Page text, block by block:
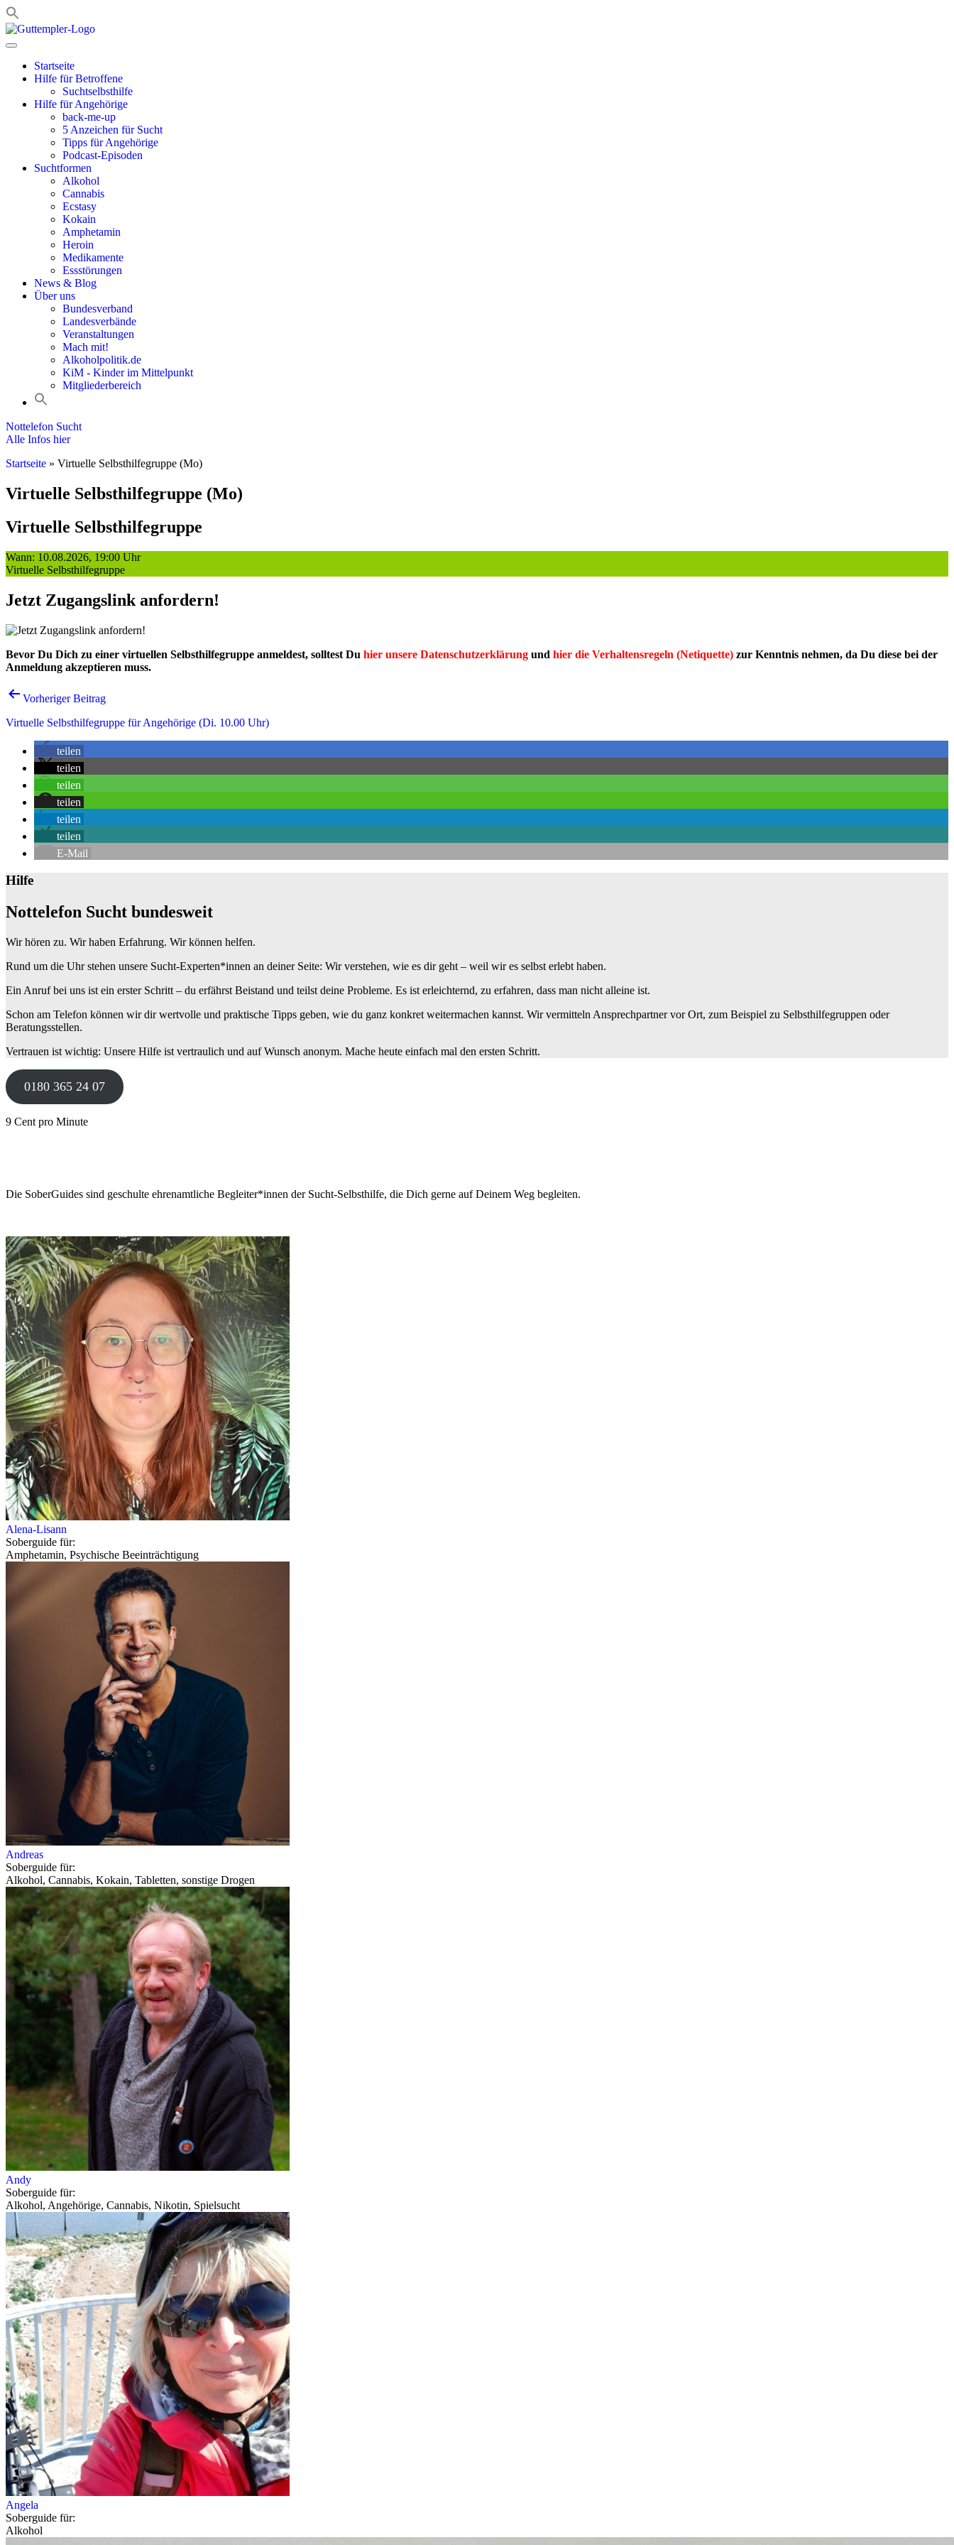
Zum
Inhalt
Startseite
Hilfe für Betroffene
Suchtselbsthilfe
Hilfe für Angehörige
back-me-up
5 Anzeichen für Sucht
Tipps für Angehörige
Podcast-Episoden
Suchtformen
Alkohol
Cannabis
Ecstasy
Kokain
Amphetamin
Heroin
Medikamente
Essstörungen
News & Blog
Über uns
Bundesverband
Landesverbände
Veranstaltungen
Mach mit!
Alkoholpolitik.de
KiM - Kinder im Mittelpunkt
Mitgliederbereich
Nottelefon Sucht
Alle Infos hier
Startseite » Virtuelle Selbsthilfegruppe (Mo)
Virtuelle Selbsthilfegruppe (Mo)
Virtuelle Selbsthilfegruppe
Wann: 10.08.2026, 19:00 Uhr
Virtuelle Selbsthilfegruppe
Jetzt Zugangslink anfordern!
Bevor Du Dich zu einer virtuellen Selbsthilfegruppe anmeldest, solltest Du hier unsere Datenschutzerklärung und hier die Verhaltensregeln (Netiquette) zur Kenntnis nehmen, da Du diese bei der
Anmeldung akzeptieren muss.
Beitrags-
Vorheriger Beitrag
Virtuelle Selbsthilfegruppe für Angehörige (Di. 10.00 Uhr)
teilen
teilen
teilen
teilen
teilen
teilen
E-Mail
Hilfe
Nottelefon Sucht bundesweit
Wir hören zu. Wir haben Erfahrung. Wir können helfen.
Rund um die Uhr stehen unsere Sucht-Experten*innen an deiner Seite: Wir verstehen, wie es dir geht – weil wir es selbst erlebt haben.
Ein Anruf bei uns ist ein erster Schritt – du erfährst Beistand und teilst deine Probleme. Es ist erleichternd, zu erfahren, dass man nicht alleine ist.
Schon am Telefon können wir dir wertvolle und praktische Tipps geben, wie du ganz konkret weitermachen kannst. Wir vermitteln Ansprechpartner vor Ort, zum Beispiel zu Selbsthilfegruppen oder
Beratungsstellen.
Vertrauen ist wichtig: Unsere Hilfe ist vertraulich und auf Wunsch anonym. Mache heute einfach mal den ersten Schritt.
0180 365 24 07
9 Cent pro Minute
Die SoberGuides sind geschulte ehrenamtliche Begleiter*innen der Sucht-Selbsthilfe, die Dich gerne auf Deinem Weg begleiten.
Alena-Lisann
Soberguide für:
Amphetamin, Psychische Beeinträchtigung
Andreas
Soberguide für:
Alkohol, Cannabis, Kokain, Tabletten, sonstige Drogen
Andy
Soberguide für:
Alkohol, Angehörige, Cannabis, Nikotin, Spielsucht
Angela
Soberguide für:
Alkohol